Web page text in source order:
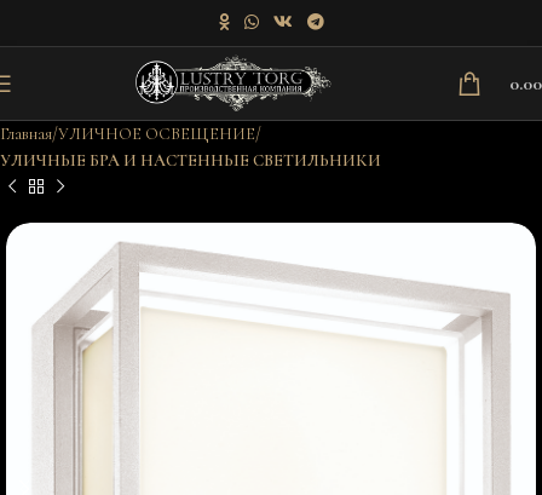
Главная УЛИЧНОЕ ОСВЕЩЕНИЕ
УЛИЧНЫЕ БРА И НАСТЕННЫЕ СВЕТИЛЬНИКИ